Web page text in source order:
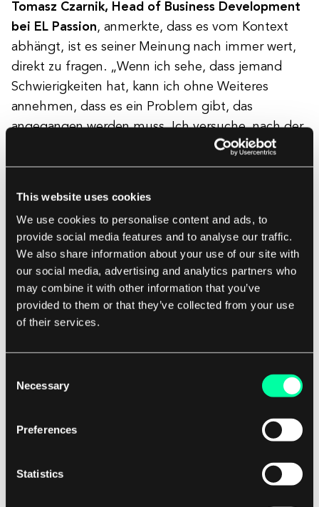
This website uses cookies
We use cookies to personalise content and ads, to
provide social media features and to analyse our traffic.
We also share information about your use of our site with
our social media, advertising and analytics partners who
may combine it with other information that you’ve
provided to them or that they’ve collected from your use
of their services.
Selection
Necessary
Preferences
Statistics
Tomasz Czarnik, Head of Business Development
bei EL Passion, anmerkte, dass es vom Kontext
abhängt, ist es seiner Meinung nach immer wert,
direkt zu fragen. „Wenn ich sehe, dass jemand
Schwierigkeiten hat, kann ich ohne Weiteres
annehmen, dass es ein Problem gibt, das
angegangen werden muss. Ich versuche, nach der
Situation zu fragen und meine Hilfe anzubieten.”
Gehe nicht davon aus. Tu es einfach
nicht
Menschen können unterschiedliche Arbeitslasten
bewältigen. Einige sind glücklich, beschäftigt zu
sein, während andere leicht aus dem
Aufgabe langweilig und zieht sie herunter,
während andere dieselbe Aufgabe als Möglichkeit
sehen, sich zu beweisen oder einfach als normalen
Teil ihrer Arbeit. Deine Perspektive auf eine
Vergleich zu dem, was dein Teamkollege sieht.